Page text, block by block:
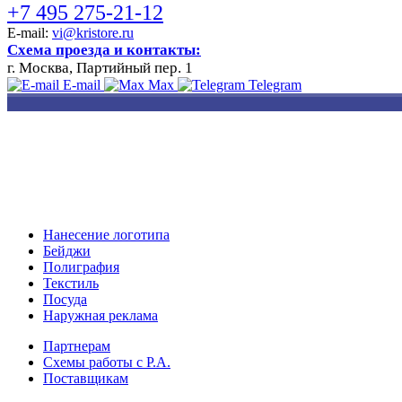
+7 495 275-21-12
E-mail: vi@kristore.ru
Схема проезда и контакты:
г. Москва, Партийный пер. 1
E-mail Max Telegram
Нанесение логотипа
Бейджи
Полиграфия
Текстиль
Посуда
Наружная реклама
Партнерам
Схемы работы с Р.А.
Поставщикам